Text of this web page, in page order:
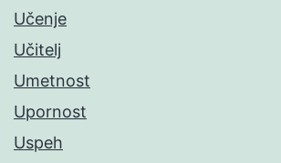
Učenje
Učitelj
Umetnost
Upornost
Uspeh